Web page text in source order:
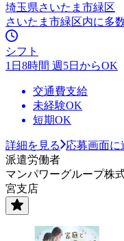
埼玉県さいたま市緑区
さいたま市緑区内に多
シフト
1日8時間 週5日からOK
交通費支給
未経験OK
短期OK
詳細を見る
応募画面に
派遣労働者
マンパワーグループ株
宮支店